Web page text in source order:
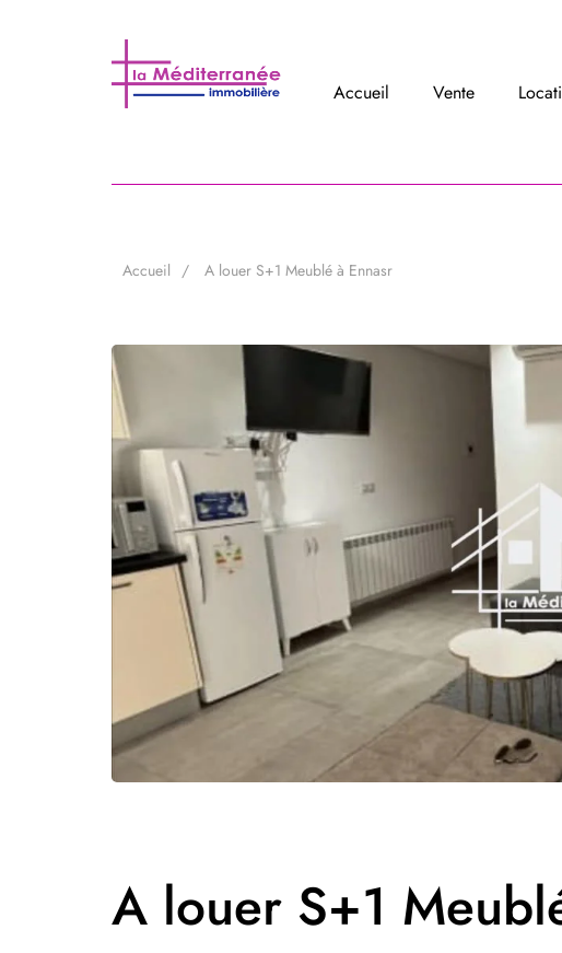
Accueil Vente
Accueil A louer S+1 Meublé à Ennasr
A louer S+1